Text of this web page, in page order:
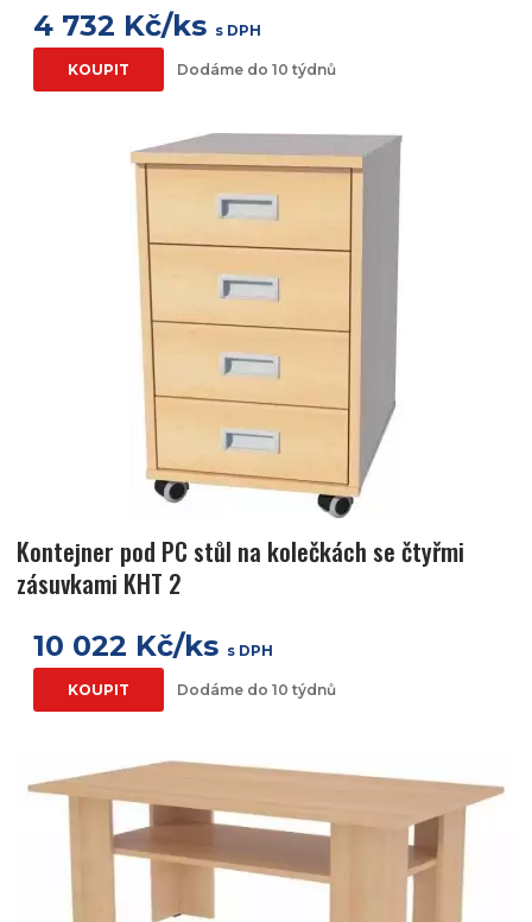
4 732 Kč/ks s DPH
KOUPIT Dodáme do 10 týdnů
Kontejner pod PC stůl na kolečkách se čtyřmi
zásuvkami KHT 2
10 022 Kč/ks s DPH
KOUPIT Dodáme do 10 týdnů